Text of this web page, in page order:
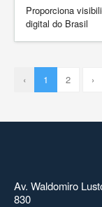
Proporciona
digital do Brasil
‹ 1 2 ›
Av. Waldomiro
830